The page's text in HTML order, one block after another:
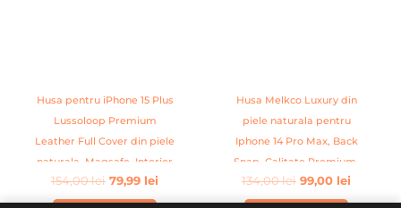
Husa pentru iPhone 15 Plus
Lussoloop Premium
Leather Full Cover din piele
naturala, Magsafe, Interior
Din Microfibra, Handmade,
Albastru
154,00lei 79,99 lei
Husa Melkco Luxury din
piele naturala pentru
Iphone 14 Pro Max, Back
Snap, Calitate Premium,
Handmade, Gri
134,00lei 99,00 lei